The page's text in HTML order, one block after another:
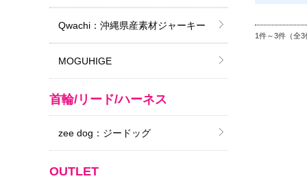
1件～3件（全3
Qwachi：沖縄県産素材ジャーキー
MOGUHIGE
首輪/リード/ハーネス
zee dog：ジードッグ
OUTLET